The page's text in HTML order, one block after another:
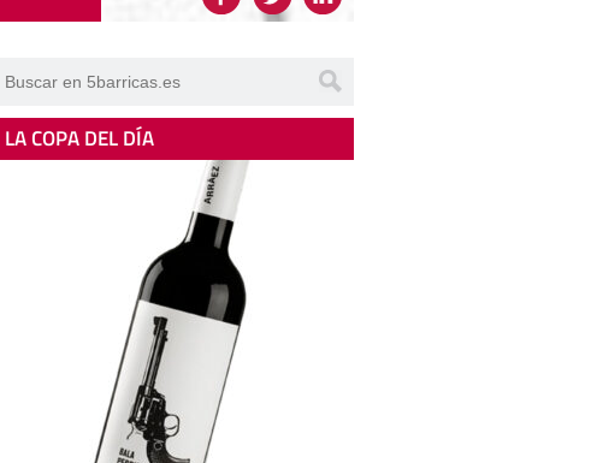
LA COPA DEL DÍA